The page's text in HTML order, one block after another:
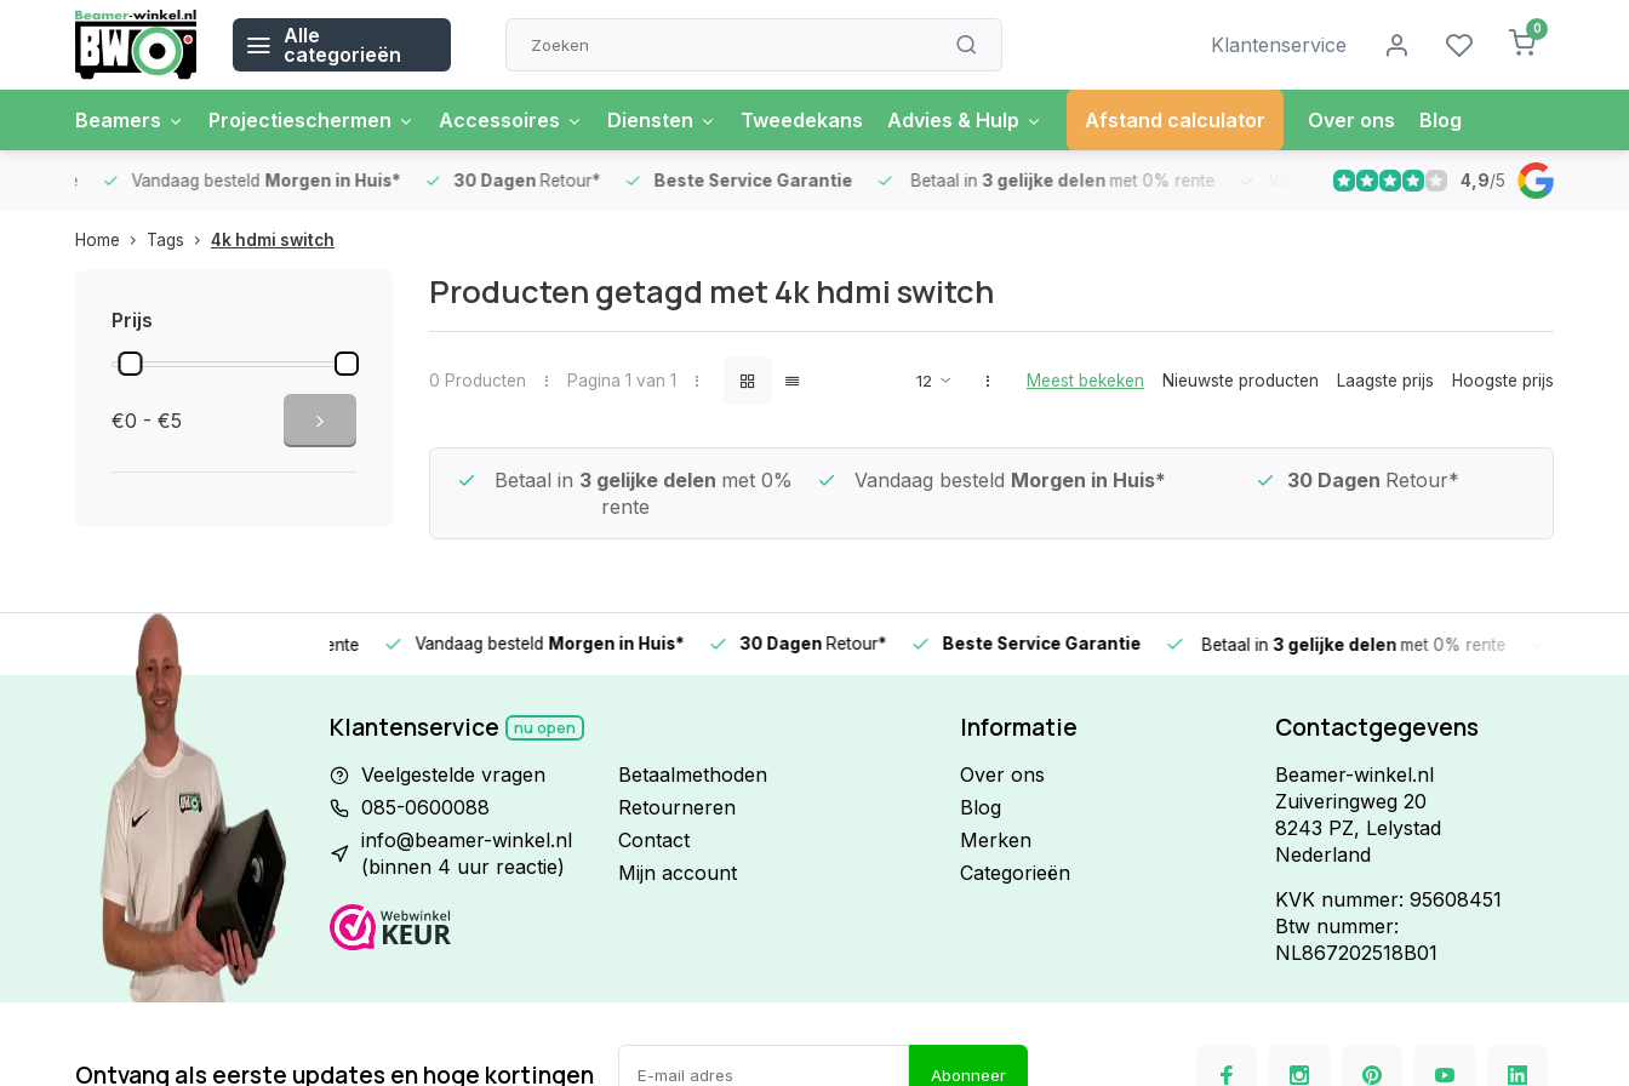
Alle
categorieën
Klantenservice
0
Beamers Projectieschermen Accessoires Diensten Tweedekans Advies & Hulp Afstand calculator Over ons Blog
Vandaag besteldMorgen in Huis* 30 DagenRetour* Beste Service Garantie Betaal in 3 gelijke delen met 0% rente Vandaag besteldMorgen in Huis*
4,9/5
Home Tags 4k hdmi switch
Prijs
€0 - €5
Producten getagd met 4k hdmi switch
0 Producten Pagina 1 van 1 Meest bekeken Nieuwste producten Laagste prijs Hoogste prijs
Beste Service Garantie Betaal in 3 gelijke delen met 0%
rente
Vandaag besteld Morgen in Huis* 30 Dagen Retour*
3 gelijke delen Vandaag besteldMorgen in Huis* 30 DagenRetour* Beste Service Garantie Betaal in3 gelijke delen met 0% rente
Klantenservice nu open
Veelgestelde vragen
085-0600088
info@beamer-winkel.nl
(binnen 4 uur reactie)
Betaalmethoden
Retourneren
Contact
Mijn account
Informatie
Over ons
Blog
Merken
Categorieën
Contactgegevens
Beamer-winkel.nl
Zuiveringweg 20
8243 PZ, Lelystad
Nederland
KVK nummer: 95608451
Btw nummer:
NL867202518B01
Ontvang als eerste updates en hoge kortingen Abonneer